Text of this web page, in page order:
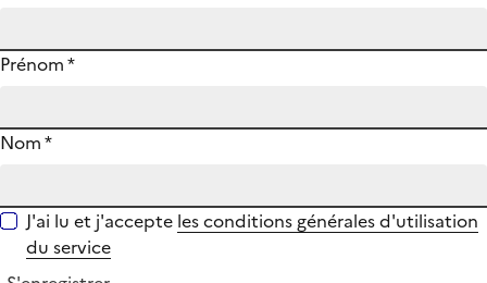
Prénom*
Nom*
J'ai lu et j'accepte les conditions générales d'utilisation
du service